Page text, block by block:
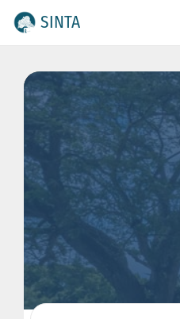
SINTA